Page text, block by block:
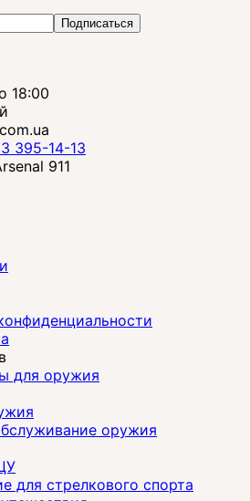
Подписаться
18:00
395-14-13
911
для оружия
оружия
для стрелкового спорта